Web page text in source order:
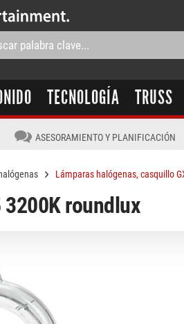
TECNOLOGÍA TRUSS
ASESORAMIENTO Y PLANIFICACIÓN
Lámparas halógenas, casquillo
3200K roundlux